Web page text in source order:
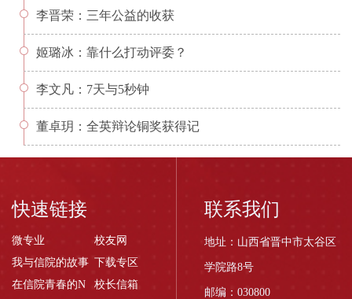
李晋荣：三年公益的收获
姬璐冰：靠什么打动评委？
李文凡：7天与5秒钟
董卓玥：全英辩论铜奖获得记
快速链接
微专业
校友网
我与信院的故事 下载专区
在信院青春的N
校长信箱
联系我们
地址：山西省晋中市太谷区
学院路8号
邮编：030800